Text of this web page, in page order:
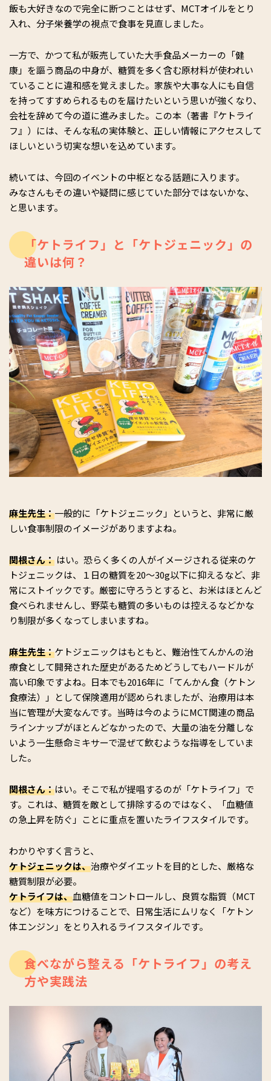
飯も大好きなので完全に断つことはせず、MCTオイルをとり
入れ、分子栄養学の視点で食事を見直しました。
一方で、かつて私が販売していた大手食品メーカーの「健
康」を謳う商品の中身が、糖質を多く含む原材料が使われい
ていることに違和感を覚えました。家族や大事な人にも自信
を持ってすすめられるものを届けたいという思いが強くなり、
会社を辞めて今の道に進みました。この本（著書『ケトライ
フ』）には、そんな私の実体験と、正しい情報にアクセスして
ほしいという切実な想いを込めています。
続いては、今回のイベントの中枢となる話題に入ります。
みなさんもその違いや疑問に感じていた部分ではないかな、
と思います。
「ケトライフ」と「ケトジェニック」の
違いは何？
麻生先生：一般的に「ケトジェニック」というと、非常に厳
しい食事制限のイメージがありますよね。
関根さん： はい。恐らく多くの人がイメージされる従来のケ
トジェニックは、１日の糖質を20～30g以下に抑えるなど、非
常にストイックです。厳密に守ろうとすると、お米はほとんど
食べられませんし、野菜も糖質の多いものは控えるなどかな
り制限が多くなってしまいますね。
麻生先生：ケトジェニックはもともと、難治性てんかんの治
療食として開発された歴史があるためどうしてもハードルが
高い印象ですよね。日本でも2016年に「てんかん食（ケトン
食療法）」として保険適用が認められましたが、治療用は本
当に管理が大変なんです。当時は今のようにMCT関連の商品
ラインナップがほとんどなかったので、大量の油を分離しな
いよう一生懸命ミキサーで混ぜて飲むような指導をしていま
した。
関根さん：はい。そこで私が提唱するのが「ケトライフ」で
す。これは、糖質を敵として排除するのではなく、「血糖値
の急上昇を防ぐ」ことに重点を置いたライフスタイルです。
わかりやすく言うと、
ケトジェニックは、治療やダイエットを目的とした、厳格な
糖質制限が必要。
ケトライフは、血糖値をコントロールし、良質な脂質（MCT
など）を味方につけることで、日常生活にムリなく「ケトン
体エンジン」をとり入れるライフスタイルです。
食べながら整える「ケトライフ」の考え
方や実践法